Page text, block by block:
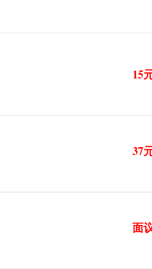
15
37
面